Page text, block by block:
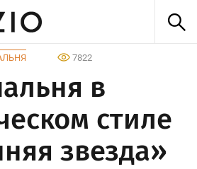
7822
в
стиле
звезда»